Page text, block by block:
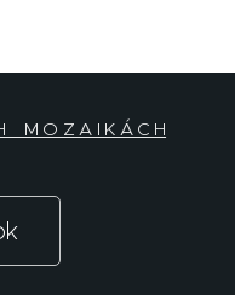
M O Z A I K Á C H